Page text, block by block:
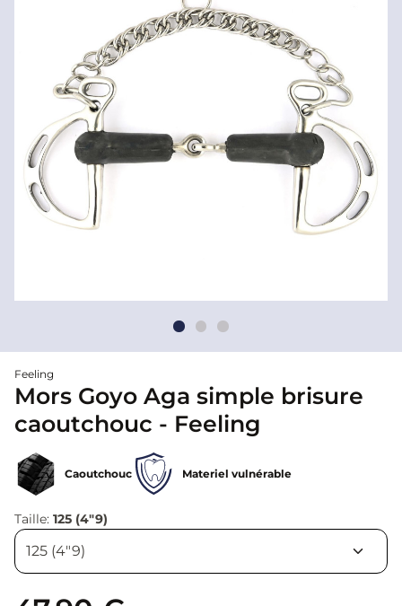
Feeling
Mors Goyo Aga simple brisure
caoutchouc - Feeling
Caoutchouc Materiel vulnérable
Taille: 125 (4"9)